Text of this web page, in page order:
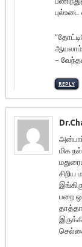
–
REPLY
மிக
சிறிய
பறை